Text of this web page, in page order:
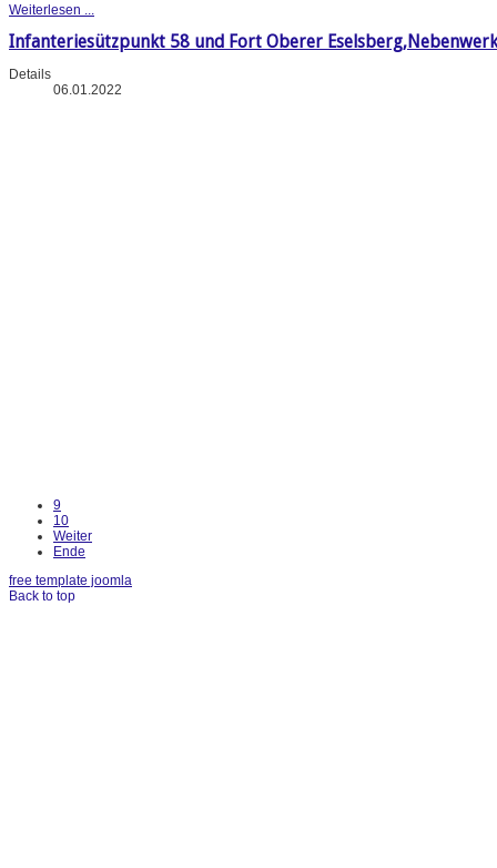
Weiterlesen ...
Infanteriesützpunkt 58 und Fort Oberer
Details
06.01.2022
9
10
Weiter
Ende
free template joomla
Back to top